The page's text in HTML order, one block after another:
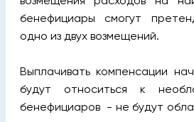
бенефициары смогут
одно из двух возмещений.
Выплачивать компенсации
будут относиться к
бенефициаров - не будут